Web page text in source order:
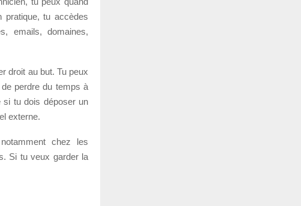
pratique, tu accèdes
emails, domaines,
droit au but. Tu peux
perdre du temps à
tu dois déposer un
externe.
chez les
Si tu veux garder la